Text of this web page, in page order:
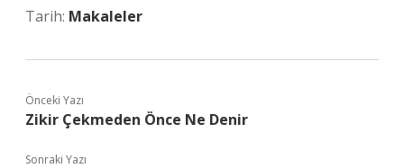
Tarih: Makaleler
Önceki Yazı
Zikir Çekmeden Önce Ne Denir
Sonraki Yazı